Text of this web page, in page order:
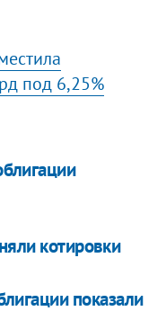
под 6,25%
котировки
показали